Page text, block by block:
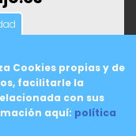
Cookies propias y de
facilitarle la
con sus
aquí: política